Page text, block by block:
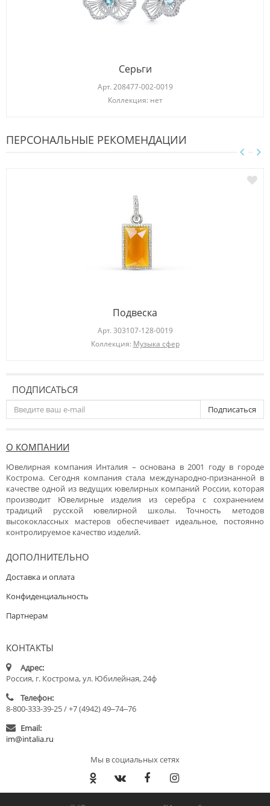
Серьги
Арт. 208477-002-0019
Коллекция: нет
ПЕРСОНАЛЬНЫЕ РЕКОМЕНДАЦИИ
Подвеска
Арт. 303107-128-0019
Коллекция: Музыка сфер
ПОДПИСАТЬСЯ
Подписаться
О КОМПАНИИ
Ювелирная компания Инталия – основана в 2001 году в городе
Кострома. Сегодня компания стала международно-признанной в
качестве одной из ведущих ювелирных компаний России, которая
производит Ювелирные изделия из серебра с сохранением
традиций русской ювелирной школы. Точность методов
высококлассных мастеров обеспечивает идеальное, постоянно
контролируемое качество изделий.
ДОПОЛНИТЕЛЬНО
Доставка и оплата
Конфиденциальность
Партнерам
КОНТАКТЫ
Адрес:
Россия, г. Кострома, ул. Юбилейная, 24ф
Телефон:
8-800-333-39-25 / +7 (4942) 49‒74‒76
Email:
im@intalia.ru
Мы в социальных сетях